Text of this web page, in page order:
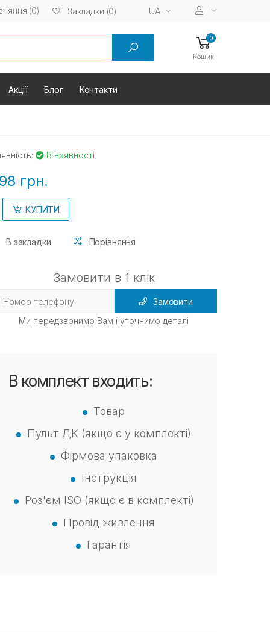
(0) Закладки (0) UA
0
Кошик
Акції Блог Контакти
В наявності
грн.
КУПИТИ
В закладки Порівняння
Замовити в 1 клік
Замовити
Ми передзвонимо Вам і уточнимо деталі
В комплект входить:
Товар
Пульт ДК (якщо є у комплекті)
Фірмова упаковка
Інструкція
Роз'єм ISO (якщо є в комплекті)
Провід живлення
Гарантія